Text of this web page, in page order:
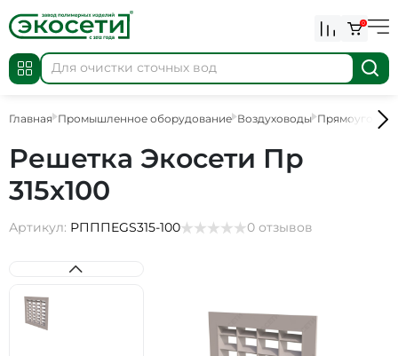
0
Главная Промышленное оборудование Воздуховоды
Решетка Экосети Пр
315х100
Артикул: РПППEGS315-100 0 отзывов